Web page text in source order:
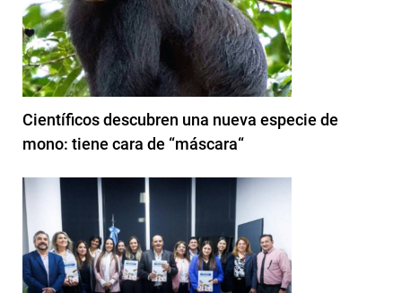
Científicos descubren una nueva especie de
mono: tiene cara de “máscara“